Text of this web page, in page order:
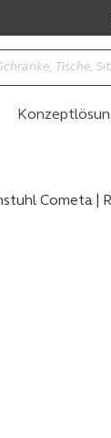
Cometa |